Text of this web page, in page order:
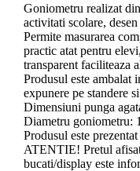
Goniometru realizat
activitati scolare,
Permite masurarea
practic atat pentru
transparent faciliteaza
Produsul este ambalat
expunere pe standere
Dimensiuni punga
Diametru goniometru:
Produsul este
ATENTIE! Pretul
bucati/display este